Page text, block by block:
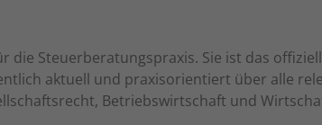
die Steuerberatungspraxis. Sie ist das
aktuell und praxisorientiert über alle
Betriebswirtschaft und